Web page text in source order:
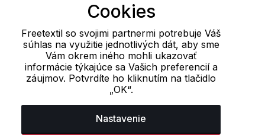
Offline
+421 277 270 056
Cookie - podrobné nastavenie| Ďalšie informácie|Spracovanie
osobných údajov
Cookies
Freetextil so svojimi partnermi potrebuje Váš
súhlas na využitie jednotlivých dát, aby sme
Vám okrem iného mohli ukazovať
informácie týkajúce sa Vašich preferencií a
záujmov. Potvrdíte ho kliknutím na tlačidlo
„OK“.
Nastavenie